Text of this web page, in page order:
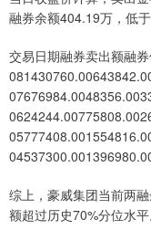
融券余额404.19万，低于
交易日期融券卖出额融
综上，豪威集团当前两
额超过历史70%分位水平